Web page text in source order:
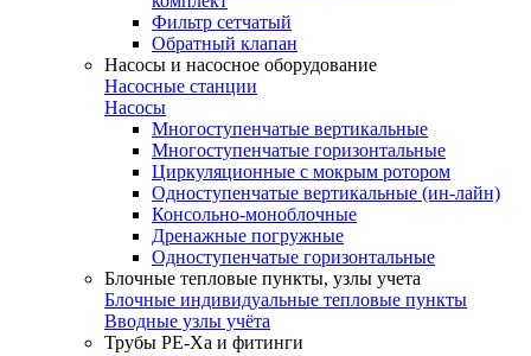
Фильтр сетчатый
Обратный клапан
Насосы и насосное оборудование
Насосные станции
Насосы
Многоступенчатые вертикальные
Многоступенчатые горизонтальные
Циркуляционные с мокрым ротором
Одноступенчатые вертикальные (ин-лайн)
Консольно-моноблочные
Дренажные погружные
Одноступенчатые горизонтальные
Блочные тепловые пункты, узлы учета
Блочные индивидуальные тепловые пункты
Вводные узлы учёта
Трубы РЕ-Ха и фитинги